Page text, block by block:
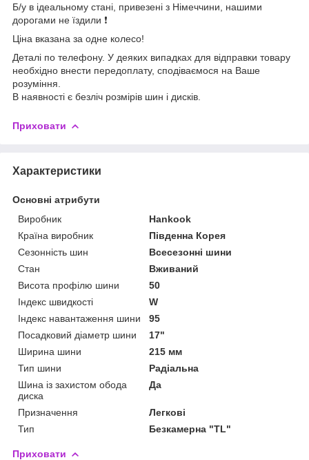
Б/у в ідеальному стані, привезені з Німеччини, нашими
дорогами не їздили ❗️
Ціна вказана за одне колесо!
Деталі по телефону. У деяких випадках для відправки товару
необхідно внести передоплату, сподіваємося на Ваше
розуміння.
В наявності є безліч розмірів шин і дисків.
Приховати
Характеристики
Основні атрибути
Виробник
Hankook
Країна виробник
Південна Корея
Сезонність шин
Всесезонні шини
Стан
Вживаний
Висота профілю шини
50
Індекс швидкості
W
Індекс навантаження шини
95
Посадковий діаметр шини
17"
Ширина шини
215 мм
Тип шини
Радіальна
Шина із захистом обода
диска
Да
Призначення
Легкові
Тип
Безкамерна "TL"
Приховати